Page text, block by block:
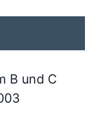
B und C